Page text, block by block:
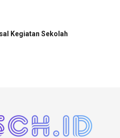
Kegiatan Sekolah